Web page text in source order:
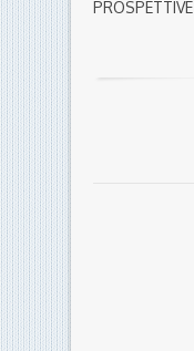
PROSPETTIVE